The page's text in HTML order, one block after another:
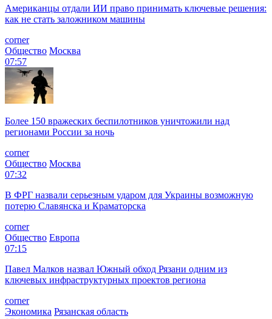
Американцы отдали ИИ право принимать ключевые решения:
как не стать заложником машины
corner
Общество Москва
07:57
Более 150 вражеских беспилотников уничтожили над
регионами России за ночь
corner
Общество Москва
07:32
В ФРГ назвали серьезным ударом для Украины возможную
потерю Славянска и Краматорска
corner
Общество Европа
07:15
Павел Малков назвал Южный обход Рязани одним из
ключевых инфраструктурных проектов региона
corner
Экономика Рязанская область